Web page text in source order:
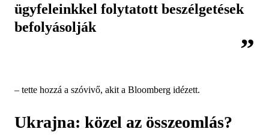
ügyfeleinkkel folytatott beszélgetések
befolyásolják
– tette hozzá a szóvivő, akit a Bloomberg idézett.
Ukrajna: közel az összeomlás?